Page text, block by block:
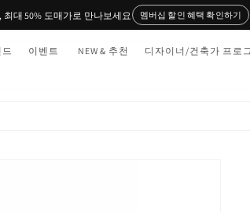
대 50% 도매가로 만나보세요 멤버십 할인 혜택 확인하기
이벤트 NEW & 추천 디자이너/건축가 프로